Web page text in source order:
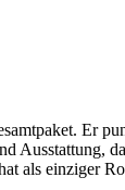
Er
Ausstattung,
als einziger